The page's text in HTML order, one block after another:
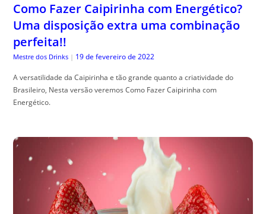
Como Fazer Caipirinha com Energético?
Uma disposição extra uma combinação
perfeita!!
Mestre dos Drinks | 19 de fevereiro de 2022
A versatilidade da Caipirinha e tão grande quanto a criatividade do
Brasileiro, Nesta versão veremos Como Fazer Caipirinha com
Energético.